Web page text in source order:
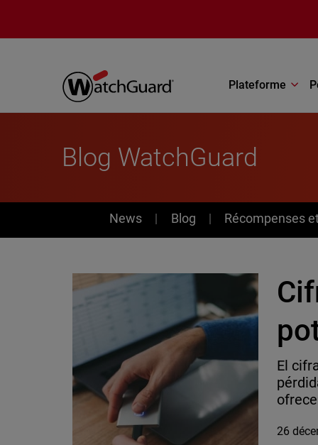
Plateforme
Blog WatchGuard
News
News Blog Récompenses
El
26